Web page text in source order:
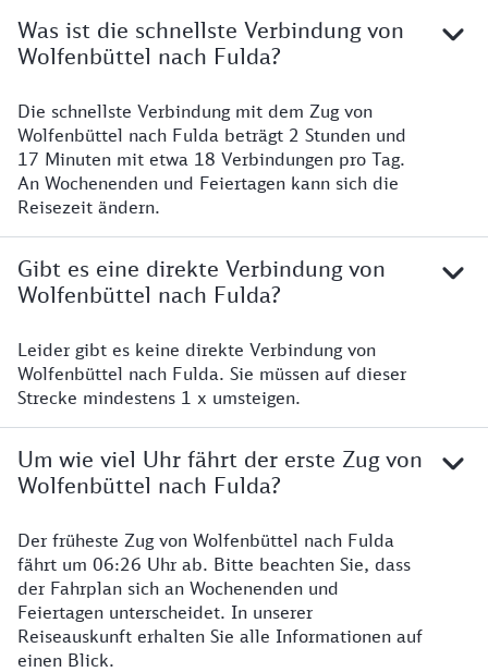
Was ist die schnellste Verbindung von
Wolfenbüttel nach Fulda?
Die schnellste Verbindung mit dem Zug von
Wolfenbüttel nach Fulda beträgt 2 Stunden und
17 Minuten mit etwa 18 Verbindungen pro Tag.
An Wochenenden und Feiertagen kann sich die
Reisezeit ändern.
Gibt es eine direkte Verbindung von
Wolfenbüttel nach Fulda?
Leider gibt es keine direkte Verbindung von
Wolfenbüttel nach Fulda. Sie müssen auf dieser
Strecke mindestens 1 x umsteigen.
Um wie viel Uhr fährt der erste Zug von
Wolfenbüttel nach Fulda?
Der früheste Zug von Wolfenbüttel nach Fulda
fährt um 06:26 Uhr ab. Bitte beachten Sie, dass
der Fahrplan sich an Wochenenden und
Feiertagen unterscheidet. In unserer
Reiseauskunft erhalten Sie alle Informationen auf
einen Blick.